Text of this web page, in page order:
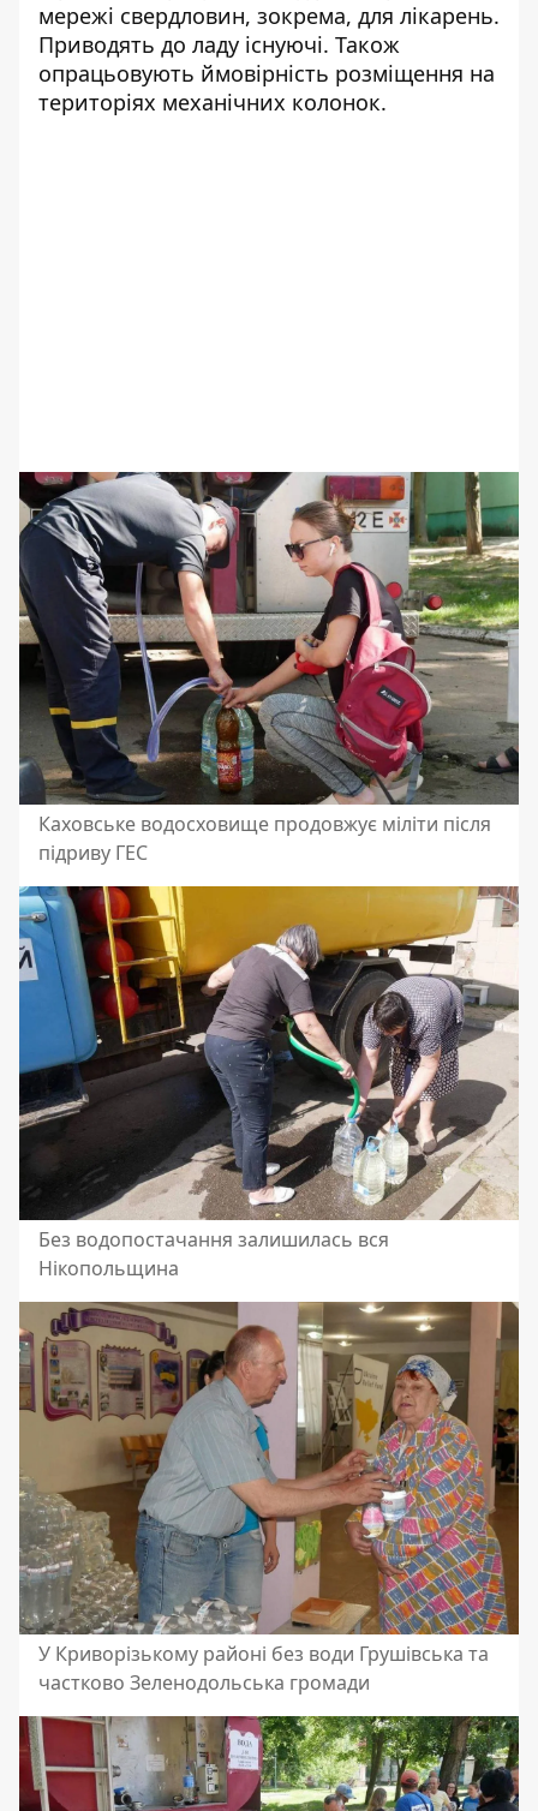
мережі свердловин, зокрема, для лікарень.
Приводять до ладу існуючі. Також
опрацьовують ймовірність розміщення на
територіях механічних колонок.
Каховське водосховище продовжує міліти після
підриву ГЕС
Без водопостачання залишилась вся
Нікопольщина
У Криворізькому районі без води Грушівська та
частково Зеленодольська громади